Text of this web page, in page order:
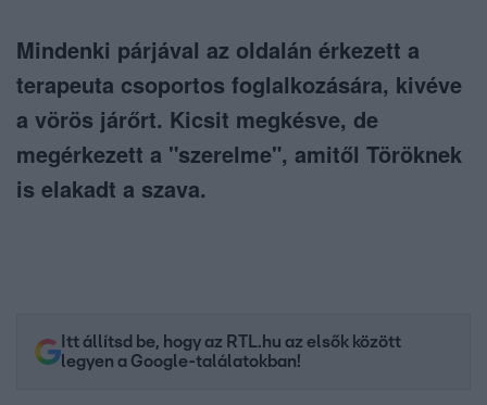
Mindenki párjával az oldalán érkezett a
terapeuta csoportos foglalkozására, kivéve
a vörös járőrt. Kicsit megkésve, de
megérkezett a "szerelme", amitől Töröknek
is elakadt a szava.
Itt állítsd be, hogy az RTL.hu az elsők között
legyen a Google-találatokban!